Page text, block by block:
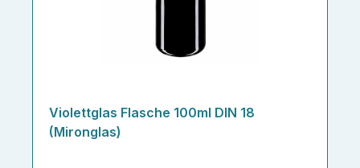
Violettglas Flasche 100ml DIN 18
(Mironglas)